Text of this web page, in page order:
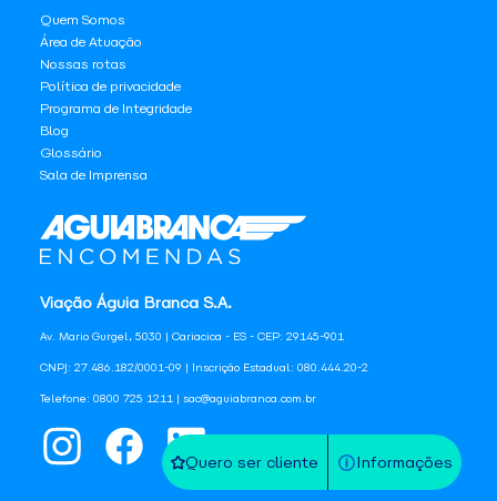
Quero ser cliente Informações
Viação Águia Branca S.A.
Av. Mario Gurgel, 5030 | Cariacica - ES - CEP: 29145-901
CNPJ: 27.486.182/0001-09 | Inscrição Estadual: 080.444.20-2
Telefone: 0800 725 1211 | sac@aguiabranca.com.br
Quem Somos
Área de Atuação
Nossas rotas
Política de privacidade
Programa de Integridade
Blog
Glossário
Sala de Imprensa